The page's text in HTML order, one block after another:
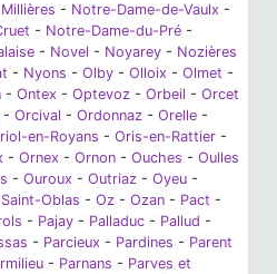
- Notre-Dame-de-Vaulx -
- Notre-Dame-du-Pré -
- Novel - Noyarey - Nozières
- Nyons - Olby - Olloix - Olmet -
- Ontex - Optevoz - Orbeil - Orcet
- Orcival - Ordonnaz - Orelle -
en-Royans - Oris-en-Rattier -
- Ornex - Ornon - Ouches - Oulles
- Ouroux - Outriaz - Oyeu -
Oblas - Oz - Ozan - Pact -
- Pajay - Palladuc - Pallud -
- Parcieux - Pardines - Parent
- Parnans - Parves et